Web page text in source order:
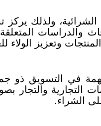
الشرائية، ولذلك
والدراسات
وتعزيز الولاء
في التسويق ذو
التجارية
الشراء.